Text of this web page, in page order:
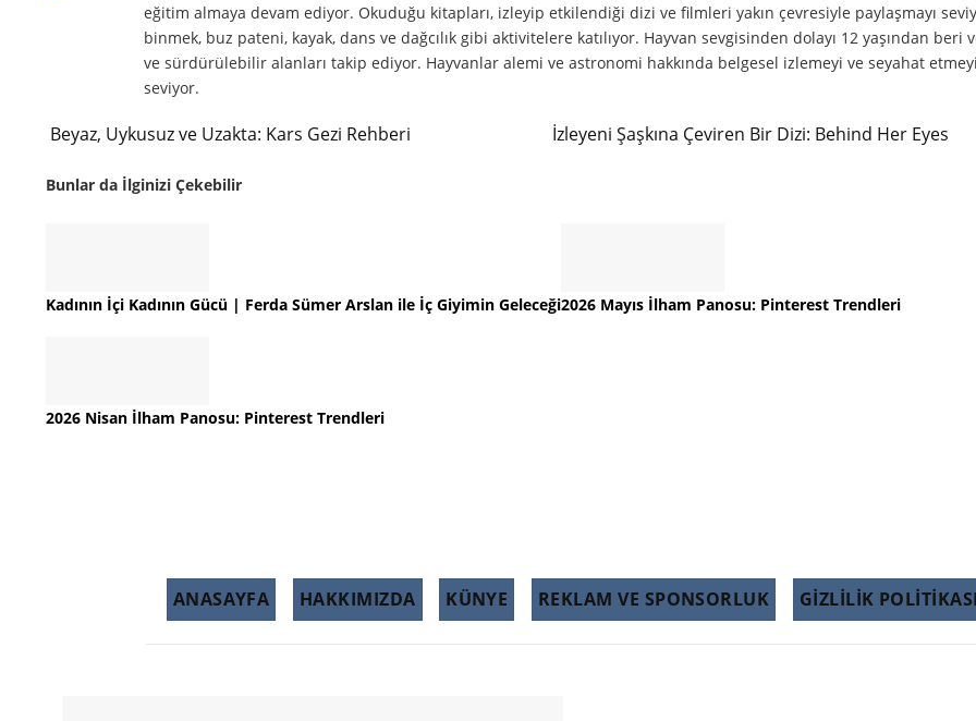
eğitim almaya devam ediyor. Okuduğu kitapları, izleyip etkilendiği dizi ve filmleri yakın çevresiyle paylaşmayı
binmek, buz pateni, kayak, dans ve dağcılık gibi aktivitelere katılıyor. Hayvan sevgisinden dolayı 12 yaşından beri
ve sürdürülebilir alanları takip ediyor. Hayvanlar alemi ve astronomi hakkında belgesel izlemeyi ve seyahat
seviyor.
Beyaz, Uykusuz ve Uzakta: Kars Gezi Rehberi İzleyeni Şaşkına Çeviren Bir Dizi: Behind Her Eyes
Bunlar da İlginizi Çekebilir
Kadının İçi Kadının Gücü | Ferda Sümer Arslan ile İç Giyimin Geleceği2026 Mayıs İlham Panosu: Pinterest Trendleri
2026 Nisan İlham Panosu: Pinterest Trendleri
ANASAYFA HAKKIMIZDA KÜNYE REKLAM VE SPONSORLUK GIZLILIK POLITIKASI